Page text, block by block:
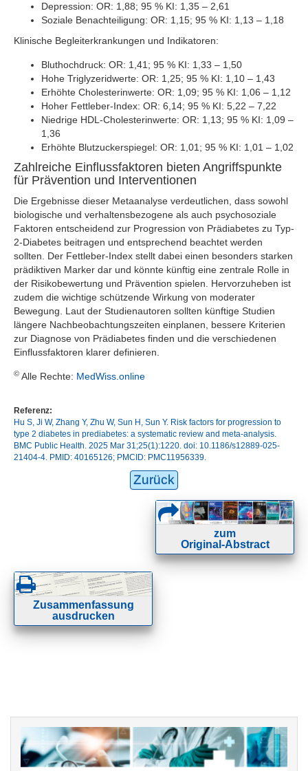
Depression: OR: 1,88; 95 % KI: 1,35 – 2,61
Soziale Benachteiligung: OR: 1,15; 95 % KI: 1,13 – 1,18
Klinische Begleiterkrankungen und Indikatoren:
Bluthochdruck: OR: 1,41; 95 % KI: 1,33 – 1,50
Hohe Triglyzeridwerte: OR: 1,25; 95 % KI: 1,10 – 1,43
Erhöhte Cholesterinwerte: OR: 1,09; 95 % KI: 1,06 – 1,12
Hoher Fettleber-Index: OR: 6,14; 95 % KI: 5,22 – 7,22
Niedrige HDL-Cholesterinwerte: OR: 1,13; 95 % KI: 1,09 –
1,36
Erhöhte Blutzuckerspiegel: OR: 1,01; 95 % KI: 1,01 – 1,02
Zahlreiche Einflussfaktoren bieten Angriffspunkte
für Prävention und Interventionen
Die Ergebnisse dieser Metaanalyse verdeutlichen, dass sowohl
biologische und verhaltensbezogene als auch psychosoziale
Faktoren entscheidend zur Progression von Prädiabetes zu Typ-
2-Diabetes beitragen und entsprechend beachtet werden
sollten. Der Fettleber-Index stellt dabei einen besonders starken
prädiktiven Marker dar und könnte künftig eine zentrale Rolle in
der Risikobewertung und Prävention spielen. Hervorzuheben ist
zudem die wichtige schützende Wirkung von moderater
Bewegung. Laut der Studienautoren sollten künftige Studien
längere Nachbeobachtungszeiten einplanen, bessere Kriterien
zur Diagnose von Prädiabetes finden und die verschiedenen
Einflussfaktoren klarer definieren.
© Alle Rechte: MedWiss.online
Referenz:
Hu S, Ji W, Zhang Y, Zhu W, Sun H, Sun Y. Risk factors for progression to
type 2 diabetes in prediabetes: a systematic review and meta-analysis.
BMC Public Health. 2025 Mar 31;25(1):1220. doi: 10.1186/s12889-025-
21404-4. PMID: 40165126; PMCID: PMC11956339.
Zurück
zum
Original-Abstract
Zusammenfassung
ausdrucken